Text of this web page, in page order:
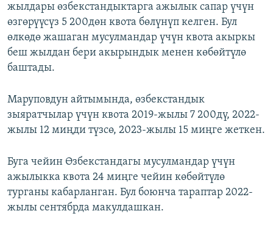
жылдары өзбекстандыктарга ажылык сапар үчүн
өзгөрүүсүз 5 200дөн квота бөлүнүп келген. Бул
өлкөдө жашаган мусулмандар үчүн квота акыркы
беш жылдан бери акырындык менен көбөйтүлө
баштады.
Маруповдун айтымында, өзбекстандык
зыяратчылар үчүн квота 2019-жылы 7 200дү, 2022-
жылы 12 миңди түзсө, 2023-жылы 15 миңге жеткен.
Буга чейин Өзбекстандагы мусулмандар үчүн
ажылыкка квота 24 миңге чейин көбөйтүлө
турганы кабарланган. Бул боюнча тараптар 2022-
жылы сентябрда макулдашкан.